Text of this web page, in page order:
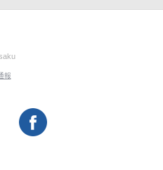
報